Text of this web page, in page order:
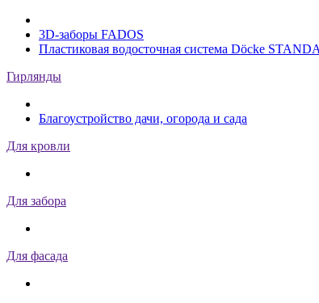
3D-заборы FADOS
Пластиковая водосточная система Döcke
Гирлянды
Благоустройство дачи, огорода и сада
Для кровли
Для забора
Для фасада